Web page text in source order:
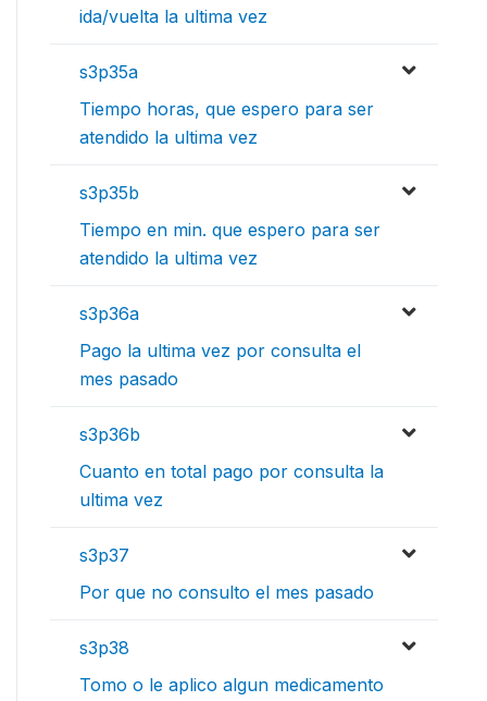
ida/vuelta la ultima vez
s3p35a
Tiempo horas, que espero para ser
atendido la ultima vez
s3p35b
Tiempo en min. que espero para ser
atendido la ultima vez
s3p36a
Pago la ultima vez por consulta el
mes pasado
s3p36b
Cuanto en total pago por consulta la
ultima vez
s3p37
Por que no consulto el mes pasado
s3p38
Tomo o le aplico algun medicamento